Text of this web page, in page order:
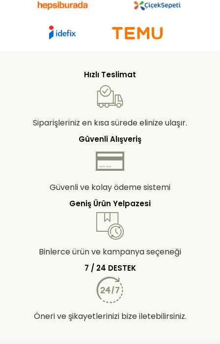
Hızlı Teslimat
Siparişleriniz en kısa sürede elinize ulaşır.
Güvenli Alışveriş
Güvenli ve kolay ödeme sistemi
Geniş Ürün Yelpazesi
Binlerce ürün ve kampanya seçeneği
7 / 24 DESTEK
Öneri ve şikayetlerinizi bize iletebilirsiniz.